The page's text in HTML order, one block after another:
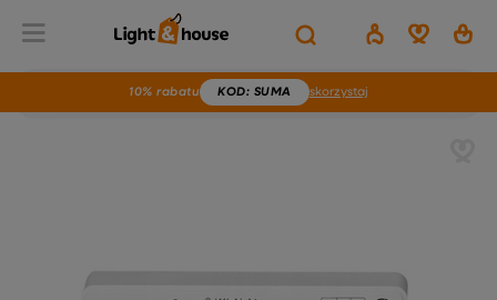
10% rabatu KOD: SUMA skorzystaj